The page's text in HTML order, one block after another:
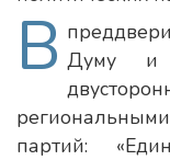
В Думу и
партий: